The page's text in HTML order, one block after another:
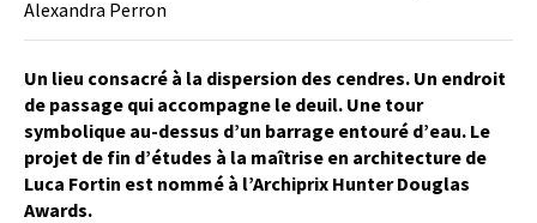
Alexandra Perron
Un lieu consacré à la dispersion des cendres. Un endroit
de passage qui accompagne le deuil. Une tour
symbolique au-dessus d’un barrage entouré d’eau. Le
projet de fin d’études à la maîtrise en architecture de
Luca Fortin est nommé à l’Archiprix Hunter Douglas
Awards.